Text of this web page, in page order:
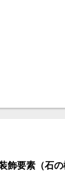
要素（石